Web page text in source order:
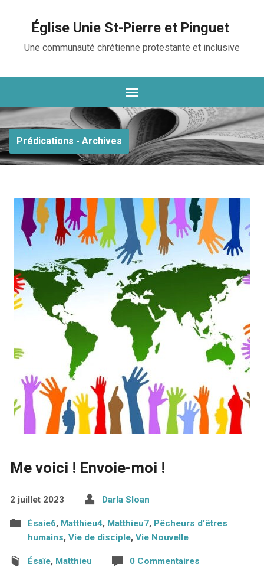
Église Unie St-Pierre et Pinguet
Une communauté chrétienne protestante et inclusive
Prédications - Archives
Me voici ! Envoie-moi !
2 juillet 2023 Darla Sloan
Ésaie6, Matthieu4, Matthieu7, Pêcheurs d'êtres
humains, Vie de disciple, Vie Nouvelle
Ésaïe, Matthieu 0 Commentaires